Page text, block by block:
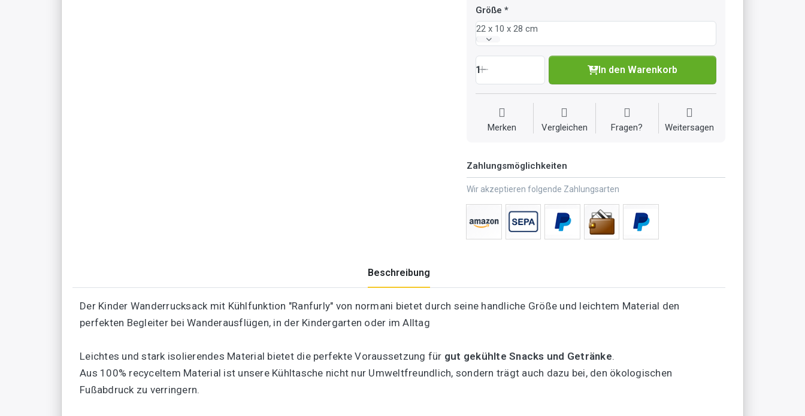
Größe
22 x 10 x 28 cm
1 In den Warenkorb
Merken Vergleichen Fragen? Weitersagen
Zahlungsmöglichkeiten
Wir akzeptieren folgende Zahlungsarten
Beschreibung
Der Kinder Wanderrucksack mit Kühlfunktion "Ranfurly" von normani bietet durch seine handliche Größe und leichtem Material den
perfekten Begleiter bei Wanderausflügen, in der Kindergarten oder im Alltag
Leichtes und stark isolierendes Material bietet die perfekte Voraussetzung für gut gekühlte Snacks und Getränke.
Aus 100% recyceltem Material ist unsere Kühltasche nicht nur Umweltfreundlich, sondern trägt auch dazu bei, den ökologischen
Fußabdruck zu verringern.